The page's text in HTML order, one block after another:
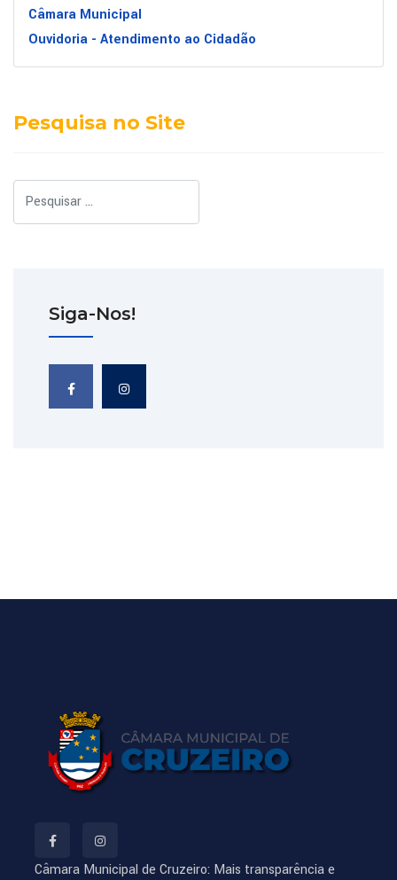
Câmara Municipal
Ouvidoria - Atendimento ao Cidadão
Pesquisa no Site
Siga-Nos!
Câmara Municipal de Cruzeiro: Mais transparência e